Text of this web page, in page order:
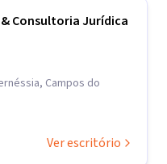
Consultoria Jurídica
Campos do
Ver escritório